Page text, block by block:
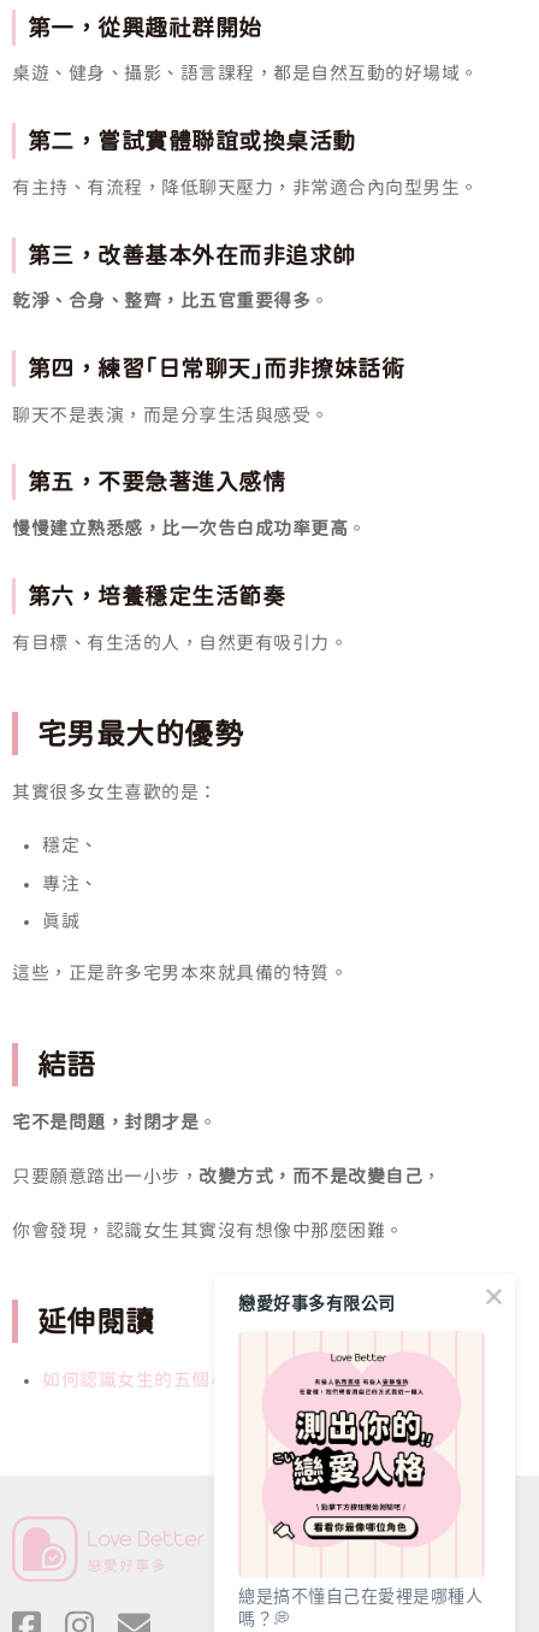
第一，從興趣社群開始
桌遊、健身、攝影、語言課程，都是自然互動的好場域。
第二，嘗試實體聯誼或換桌活動
有主持、有流程，降低聊天壓力，非常適合內向型男生。
第三，改善基本外在而非追求帥
乾淨、合身、整齊，比五官重要得多 。
第四，練習「日常聊天」而非撩妹話術
聊天不是表演，而是分享生活與感受。
第五，不要急著進入感情
慢慢建立熟悉感，比一次告白成功率更高 。
第六，培養穩定生活節奏
有目標、有生活的人，自然更有吸引力。
宅男最大的優勢
其實很多女生喜歡的是：
穩定、
專注、
真誠
這些，正是許多宅男本來就具備的特質。
結語
宅不是問題，封閉才是 。
只要願意踏出一小步， 改變方式，而不是改變自己 ，
你會發現，認識女生其實沒有想像中那麼困難。
延伸閱讀
如何認識女生的五個小訣竅
戀愛好事多有限公司
總是搞不懂自己在愛裡是哪種人
嗎？💭